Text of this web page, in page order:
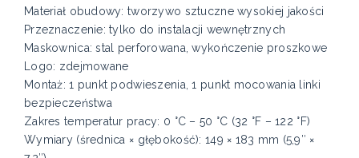
Materiał obudowy: tworzywo sztuczne wysokiej jakości
Przeznaczenie: tylko do instalacji wewnętrznych
Maskownica: stal perforowana, wykończenie proszkowe
Logo: zdejmowane
Montaż: 1 punkt podwieszenia, 1 punkt mocowania linki
bezpieczeństwa
Zakres temperatur pracy: 0 °C – 50 °C (32 °F – 122 °F)
Wymiary (średnica × głębokość): 149 × 183 mm (5,9″ ×